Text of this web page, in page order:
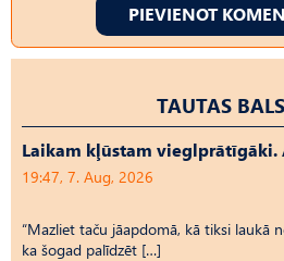
PIEVIENOT
TAUTAS
Laikam kļūstam vieglprātīgāki.
19:47, 7. Aug, 2026
“Mazliet taču jāapdomā, kā tiksi laukā
ka šogad palīdzēt […]